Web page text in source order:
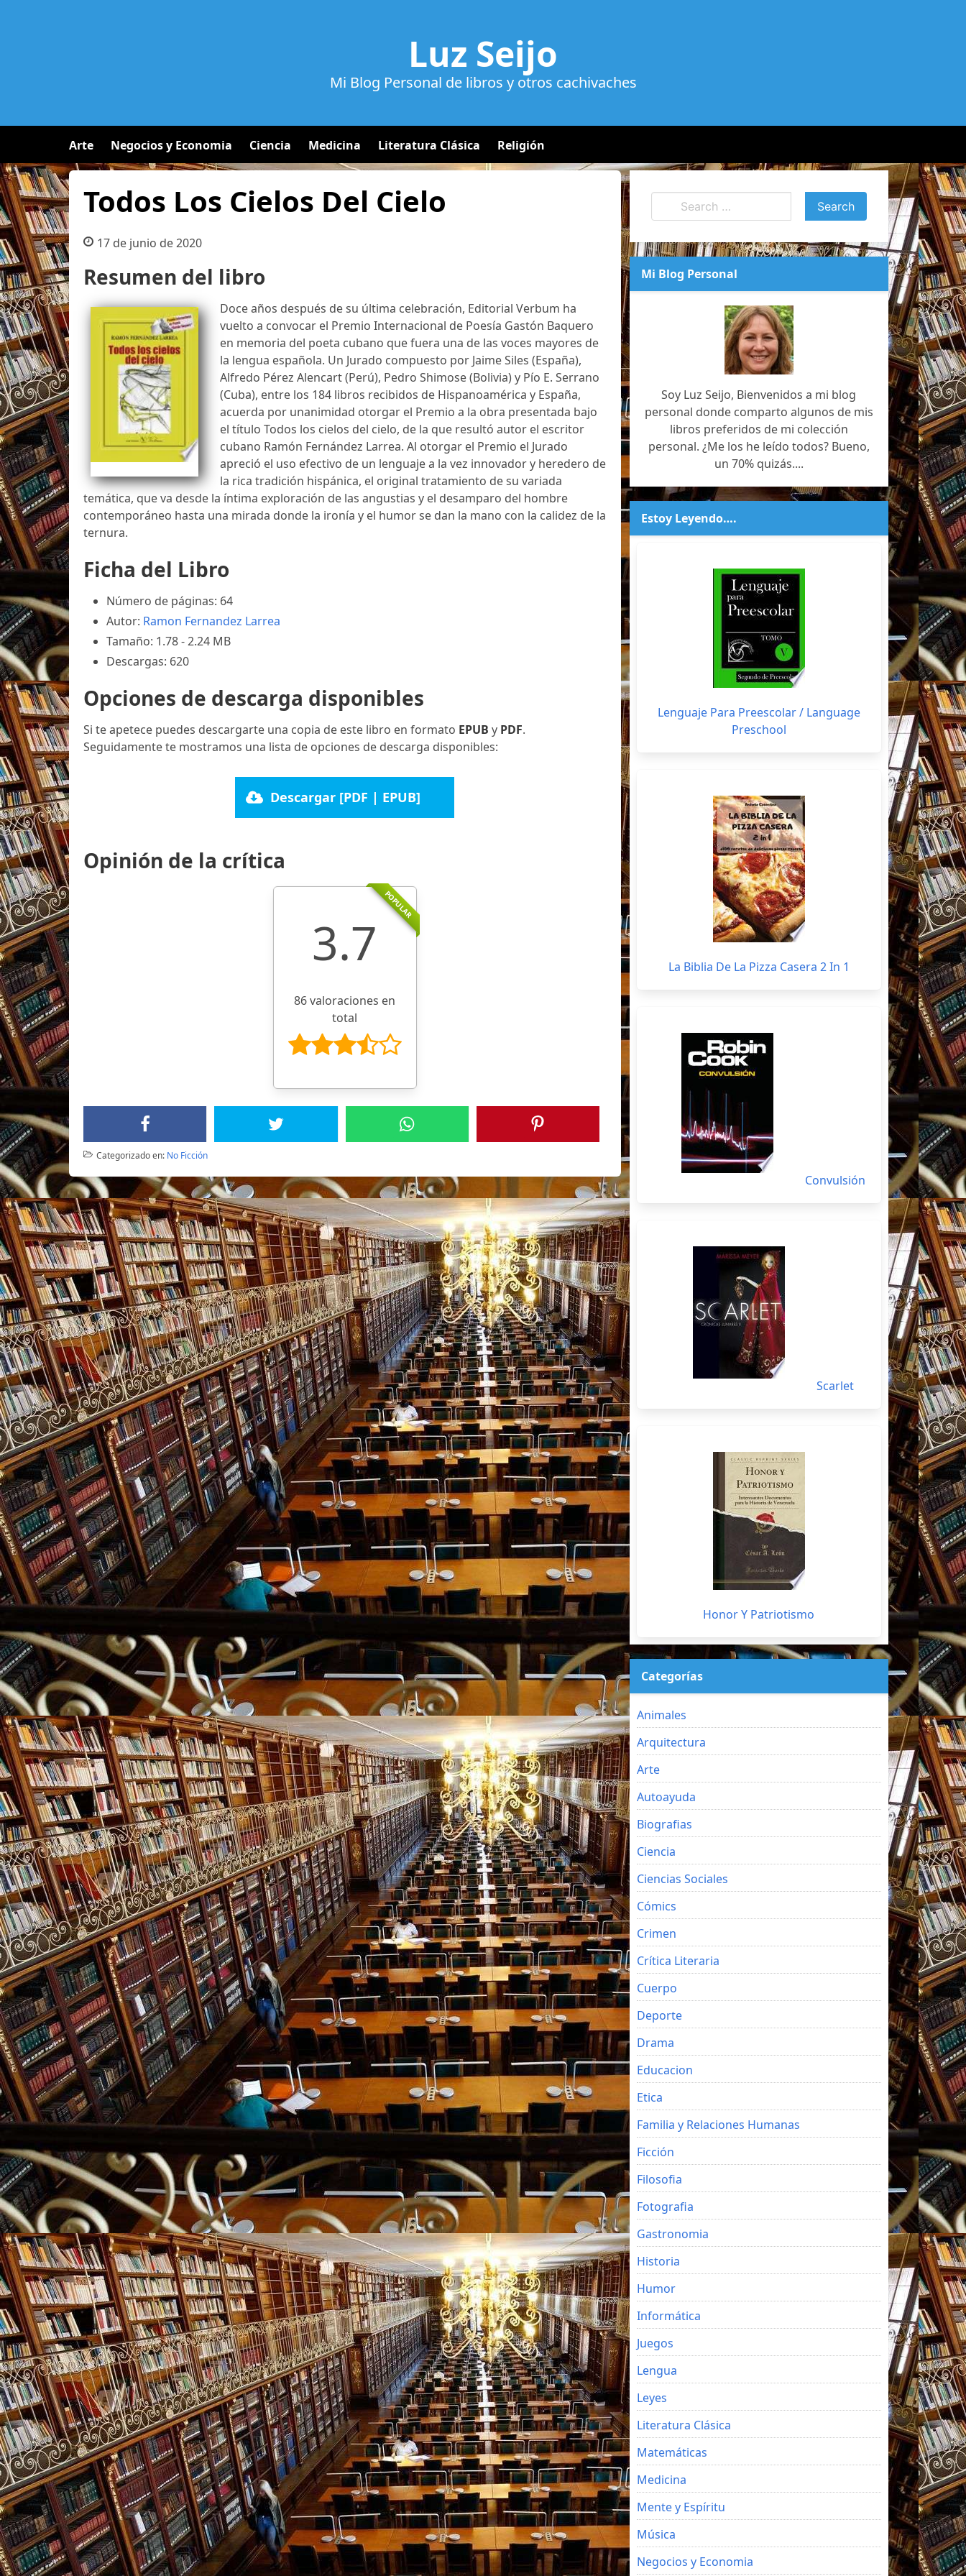
Luz Seijo
Mi Blog Personal de libros y otros cachivaches
Arte Negocios y Economia Ciencia Medicina Literatura Clásica Religión
Todos Los Cielos Del Cielo
17 de junio de 2020
Resumen del libro
Doce años después de su última celebración, Editorial Verbum ha
vuelto a convocar el Premio Internacional de Poesía Gastón Baquero
en memoria del poeta cubano que fuera una de las voces mayores de
la lengua española. Un Jurado compuesto por Jaime Siles (España),
Alfredo Pérez Alencart (Perú), Pedro Shimose (Bolivia) y Pío E. Serrano
(Cuba), entre los 184 libros recibidos de Hispanoamérica y España,
acuerda por unanimidad otorgar el Premio a la obra presentada bajo
el título Todos los cielos del cielo, de la que resultó autor el escritor
cubano Ramón Fernández Larrea. Al otorgar el Premio el Jurado
apreció el uso efectivo de un lenguaje a la vez innovador y heredero de
la rica tradición hispánica, el original tratamiento de su variada
temática, que va desde la íntima exploración de las angustias y el desamparo del hombre
contemporáneo hasta una mirada donde la ironía y el humor se dan la mano con la calidez de la
ternura.
Ficha del Libro
Número de páginas: 64
Autor: Ramon Fernandez Larrea
Tamaño: 1.78 - 2.24 MB
Descargas: 620
Opciones de descarga disponibles
Si te apetece puedes descargarte una copia de este libro en formato EPUB y PDF.
Seguidamente te mostramos una lista de opciones de descarga disponibles:
Descargar [PDF | EPUB]
Opinión de la crítica
POPULAR
3.7
86 valoraciones en
total
Categorizado en: No Ficción
Mi Blog Personal
Soy Luz Seijo, Bienvenidos a mi blog
personal donde comparto algunos de mis
libros preferidos de mi colección
personal. ¿Me los he leído todos? Bueno,
un 70% quizás....
Estoy Leyendo….
Lenguaje Para Preescolar / Language
Preschool
La Biblia De La Pizza Casera 2 In 1
Convulsión
Scarlet
Honor Y Patriotismo
Categorías
Animales
Arquitectura
Arte
Autoayuda
Biografias
Ciencia
Ciencias Sociales
Cómics
Crimen
Crítica Literaria
Cuerpo
Deporte
Drama
Educacion
Etica
Familia y Relaciones Humanas
Ficción
Filosofia
Fotografia
Gastronomia
Historia
Humor
Informática
Juegos
Lengua
Leyes
Literatura Clásica
Matemáticas
Medicina
Mente y Espíritu
Música
Negocios y Economia